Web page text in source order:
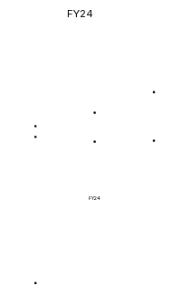
FY24
FY24